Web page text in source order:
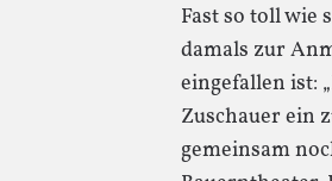
Fast so toll wie
damals zur
eingefallen ist:
Zuschauer ein
gemeinsam